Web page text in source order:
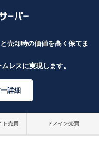
売却時の価値を高く保てま
レスに実現します。
詳細
ト売買 ドメイン売買